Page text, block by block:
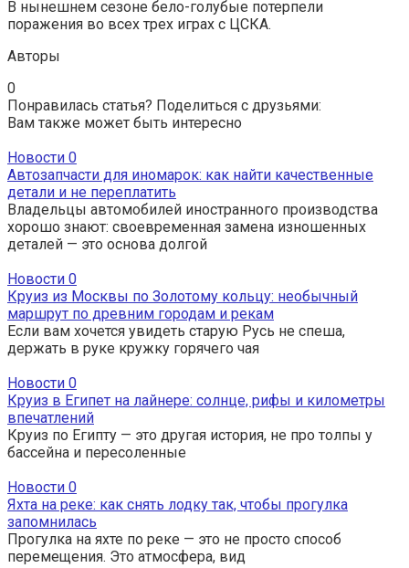
В нынешнем сезоне бело-голубые потерпели
поражения во всех трех играх с ЦСКА.
Авторы
0
Понравилась статья? Поделиться с друзьями:
Вам также может быть интересно
Новости 0
Автозапчасти для иномарок: как найти качественные
детали и не переплатить
Владельцы автомобилей иностранного производства
хорошо знают: своевременная замена изношенных
деталей — это основа долгой
Новости 0
Круиз из Москвы по Золотому кольцу: необычный
маршрут по древним городам и рекам
Если вам хочется увидеть старую Русь не спеша,
держать в руке кружку горячего чая
Новости 0
Круиз в Египет на лайнере: солнце, рифы и километры
впечатлений
Круиз по Египту — это другая история, не про толпы у
бассейна и пересоленные
Новости 0
Яхта на реке: как снять лодку так, чтобы прогулка
запомнилась
Прогулка на яхте по реке — это не просто способ
перемещения. Это атмосфера, вид